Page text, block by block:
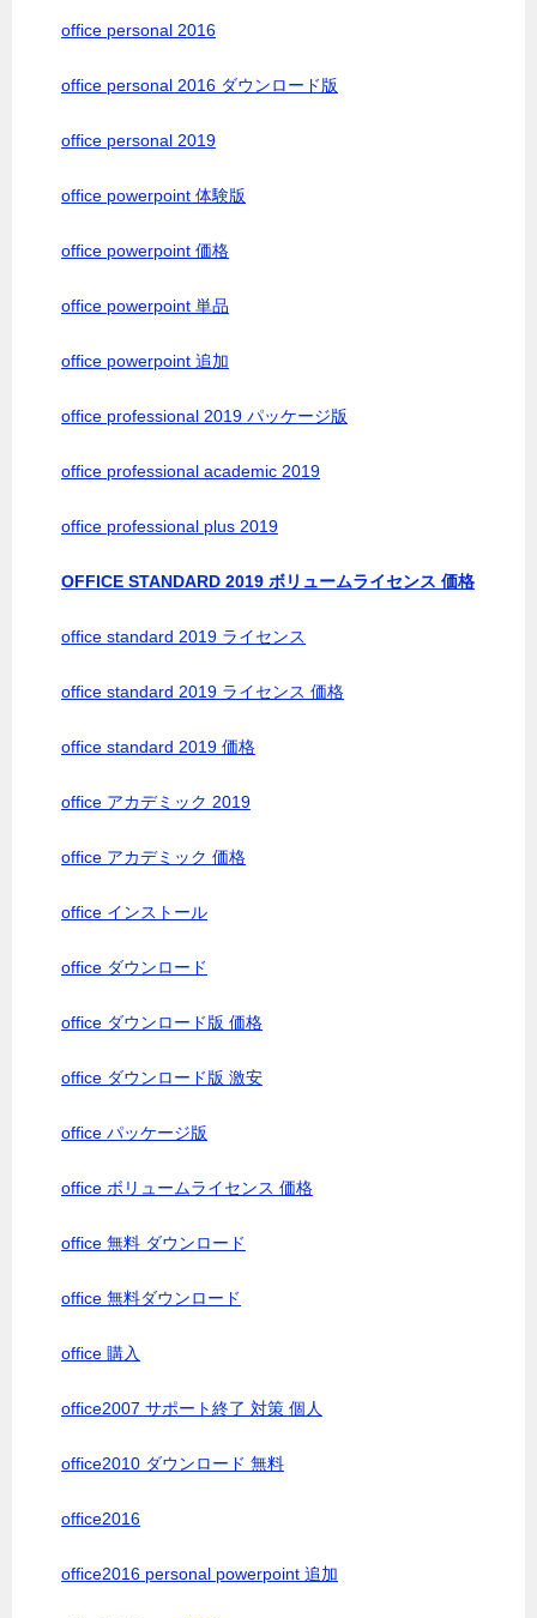
office personal 2016
office personal 2016 ダウンロード版
office personal 2019
office powerpoint 体験版
office powerpoint 価格
office powerpoint 単品
office powerpoint 追加
office professional 2019 パッケージ版
office professional academic 2019
office professional plus 2019
OFFICE STANDARD 2019 ボリュームライセンス 価格
office standard 2019 ライセンス
office standard 2019 ライセンス 価格
office standard 2019 価格
office アカデミック 2019
office アカデミック 価格
office インストール
office ダウンロード
office ダウンロード版 価格
office ダウンロード版 激安
office パッケージ版
office ボリュームライセンス 価格
office 無料 ダウンロード
office 無料ダウンロード
office 購入
office2007 サポート終了 対策 個人
office2010 ダウンロード 無料
office2016
office2016 personal powerpoint 追加